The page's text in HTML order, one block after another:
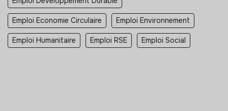
Emploi Economie Circulaire Emploi Environnement
Emploi Humanitaire Emploi RSE Emploi Social